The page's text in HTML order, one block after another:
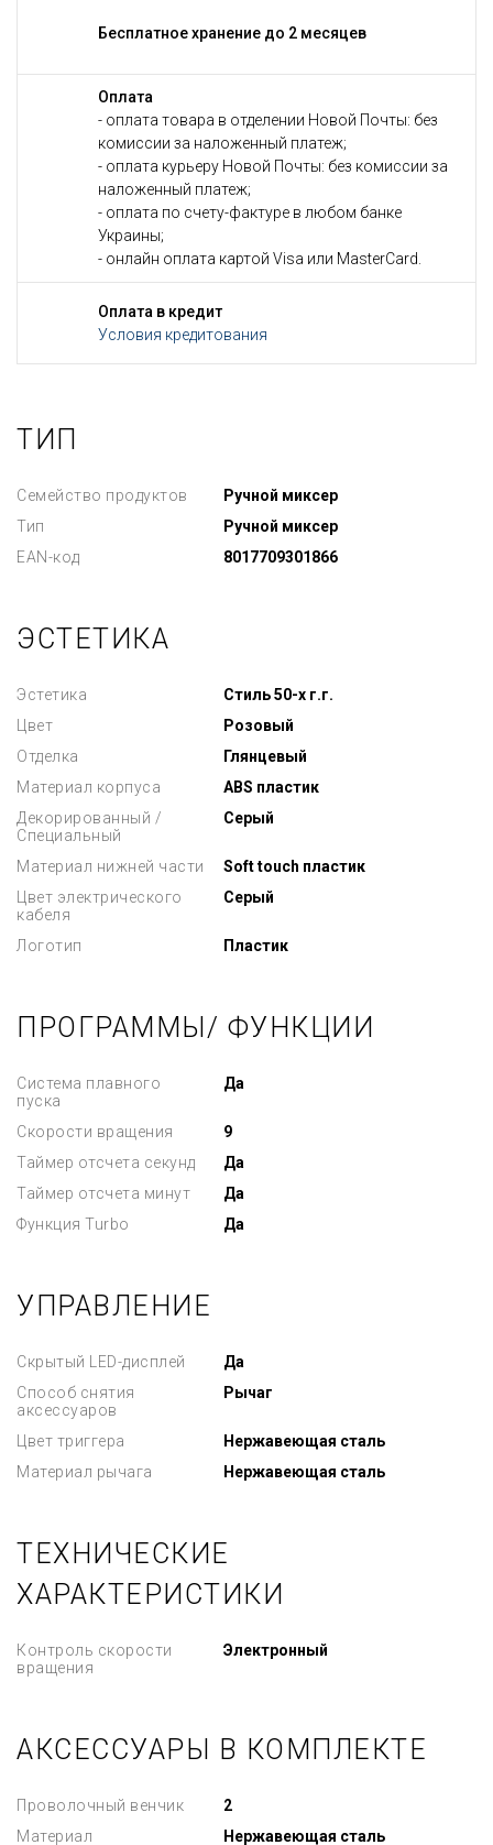
Бесплатное хранение до 2 месяцев
Оплата
- оплата товара в отделении Новой Почты: без
комиссии за наложенный платеж;
- оплата курьеру Новой Почты: без комиссии за
наложенный платеж;
- оплата по счету-фактуре в любом банке
Украины;
- онлайн оплата картой Visa или MasterCard.
Оплата в кредит
Условия кредитования
ТИП
Семейство продуктов
Ручной миксер
Тип
Ручной миксер
EAN-код
8017709301866
ЭСТЕТИКА
Эстетика
Стиль 50-х г.г.
Цвет
Розовый
Отделка
Глянцевый
Материал корпуса
ABS пластик
Декорированный /
Специальный
Серый
Материал нижней части
Soft touch пластик
Цвет электрического
кабеля
Серый
Логотип Пластик
ПРОГРАММЫ/ ФУНКЦИИ
Система плавного
пуска
Да
Скорости вращения
9
Таймер отсчета секунд
Да
Таймер отсчета минут
Да
Функция Turbo
Да
УПРАВЛЕНИЕ
Скрытый LED-дисплей
Да
Способ снятия
аксессуаров
Рычаг
Цвет триггера
Нержавеющая сталь
Материал рычага
Нержавеющая сталь
ТЕХНИЧЕСКИЕ
ХАРАКТЕРИСТИКИ
Контроль скорости
вращения
Электронный
АКСЕССУАРЫ В КОМПЛЕКТЕ
Проволочный венчик
2
Материал
Нержавеющая сталь